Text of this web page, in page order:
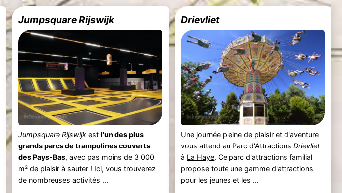
Jumpsquare Rijswijk
Jumpsquare Rijswijk estl'un des plus
grands parcs de trampolines couverts
des Pays-Bas, avec pas moins de 3 000
m² de plaisir à sauter ! Ici, vous trouverez
de nombreuses activités ...
Drievliet
Une journée pleine de plaisir et d'aventure
vous attend au Parc d'AttractionsDrievliet
à La Haye. Ce parc d'attractions familial
propose toute une gamme d'attractions
pour les jeunes et les ...